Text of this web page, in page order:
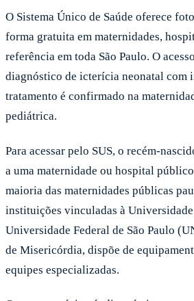
O Sistema Único de Saúde oferece
forma gratuita em maternidades,
referência em toda São Paulo. O
diagnóstico de icterícia neonatal com
tratamento é confirmado na
pediátrica.
Para acessar pelo SUS, o recém-
a uma maternidade ou hospital
maioria das maternidades públicas
instituições vinculadas à Universidade
Universidade Federal de São Paulo
de Misericórdia, dispõe de
equipes especializadas.